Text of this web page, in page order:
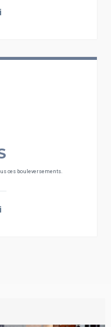
ces bouleversements.